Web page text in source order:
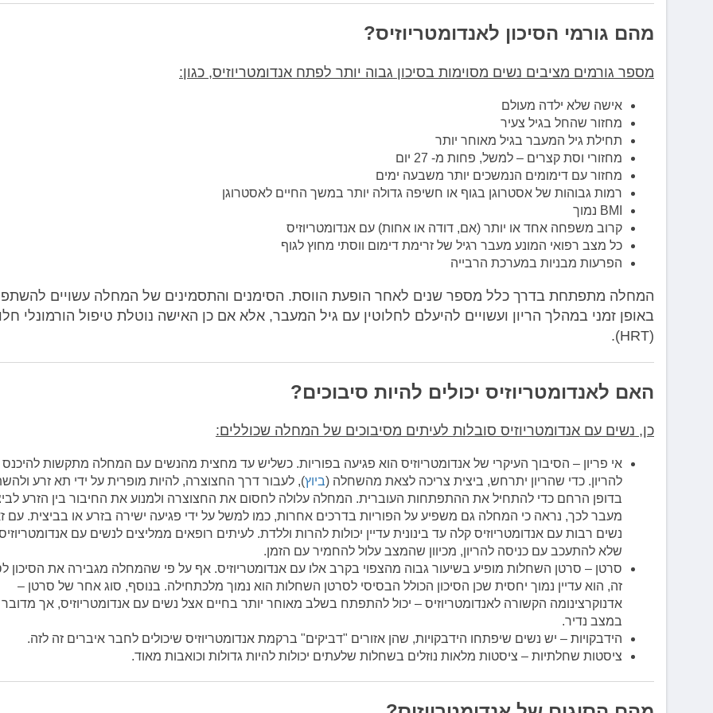
מהם גורמי הסיכון לאנדומטריוזיס?
מספר גורמים מציבים נשים מסוימות בסיכון גבוה יותר לפתח אנדומטריוזיס, כגון:
אישה שלא ילדה מעולם
מחזור שהחל בגיל צעיר
תחילת גיל המעבר בגיל מאוחר יותר
מחזורי וסת קצרים – למשל, פחות מ- 27 יום
מחזור עם דימומים הנמשכים יותר משבעה ימים
רמות גבוהות של אסטרוגן בגוף או חשיפה גדולה יותר במשך החיים לאסטרוגן
BMI נמוך
קרוב משפחה אחד או יותר (אם, דודה או אחות) עם אנדומטריוזיס
כל מצב רפואי המונע מעבר רגיל של זרימת דימום ווסתי מחוץ לגוף
הפרעות מבניות במערכת הרבייה
המחלה מתפתחת בדרך כלל מספר שנים לאחר הופעת הווסת. הסימנים והתסמינים של המחלה עשויים
באופן זמני במהלך הריון ועשויים להיעלם לחלוטין עם גיל המעבר, אלא אם כן האישה נוטלת טיפול הורמונלי
(HRT).
האם לאנדומטריוזיס יכולים להיות סיבוכים?
כן, נשים עם אנדומטריוזיס סובלות לעיתים מסיבוכים של המחלה שכוללים:
אי פריון – הסיבוך העיקרי של אנדומטריוזיס הוא פגיעה בפוריות. כשליש עד מחצית מהנשים עם המחלה מתקשות להיכנס
להריון. כדי שהריון יתרחש, ביצית צריכה לצאת מהשחלה (ביוץ), לעבור דרך החצוצרה, להיות מופרית על ידי תא זרע
בדופן הרחם כדי להתחיל את ההתפתחות העוברית. המחלה עלולה לחסום את החצוצרה ולמנוע את החיבור בין הזרע
מעבר לכך, נראה כי המחלה גם משפיע על הפוריות בדרכים אחרות, כמו למשל על ידי פגיעה ישירה בזרע או בביצית. עם
נשים רבות עם אנדומטריוזיס קלה עד בינונית עדיין יכולות להרות וללדת. לעיתים רופאים ממליצים לנשים עם
שלא להתעכב עם כניסה להריון, מכיוון שהמצב עלול להחמיר עם הזמן.
סרטן – סרטן השחלות מופיע בשיעור גבוה מהצפוי בקרב אלו עם אנדומטריוזיס. אף על פי שהמחלה מגבירה את הסיכון
זה, הוא עדיין נמוך יחסית שכן הסיכון הכולל הבסיסי לסרטן השחלות הוא נמוך מלכתחילה. בנוסף, סוג אחר של סרטן –
אדנוקרצינומה הקשורה לאנדומטריוזיס – יכול להתפתח בשלב מאוחר יותר בחיים אצל נשים עם אנדומטריוזיס, אך מדובר
במצב נדיר.
הידבקויות – יש נשים שיפתחו הידבקויות, שהן אזורים "דביקים" ברקמת אנדומטריוזיס שיכולים לחבר איברים זה לזה.
ציסטות שחלתיות – ציסטות מלאות נוזלים בשחלות שלעתים יכולות להיות גדולות וכואבות מאוד.